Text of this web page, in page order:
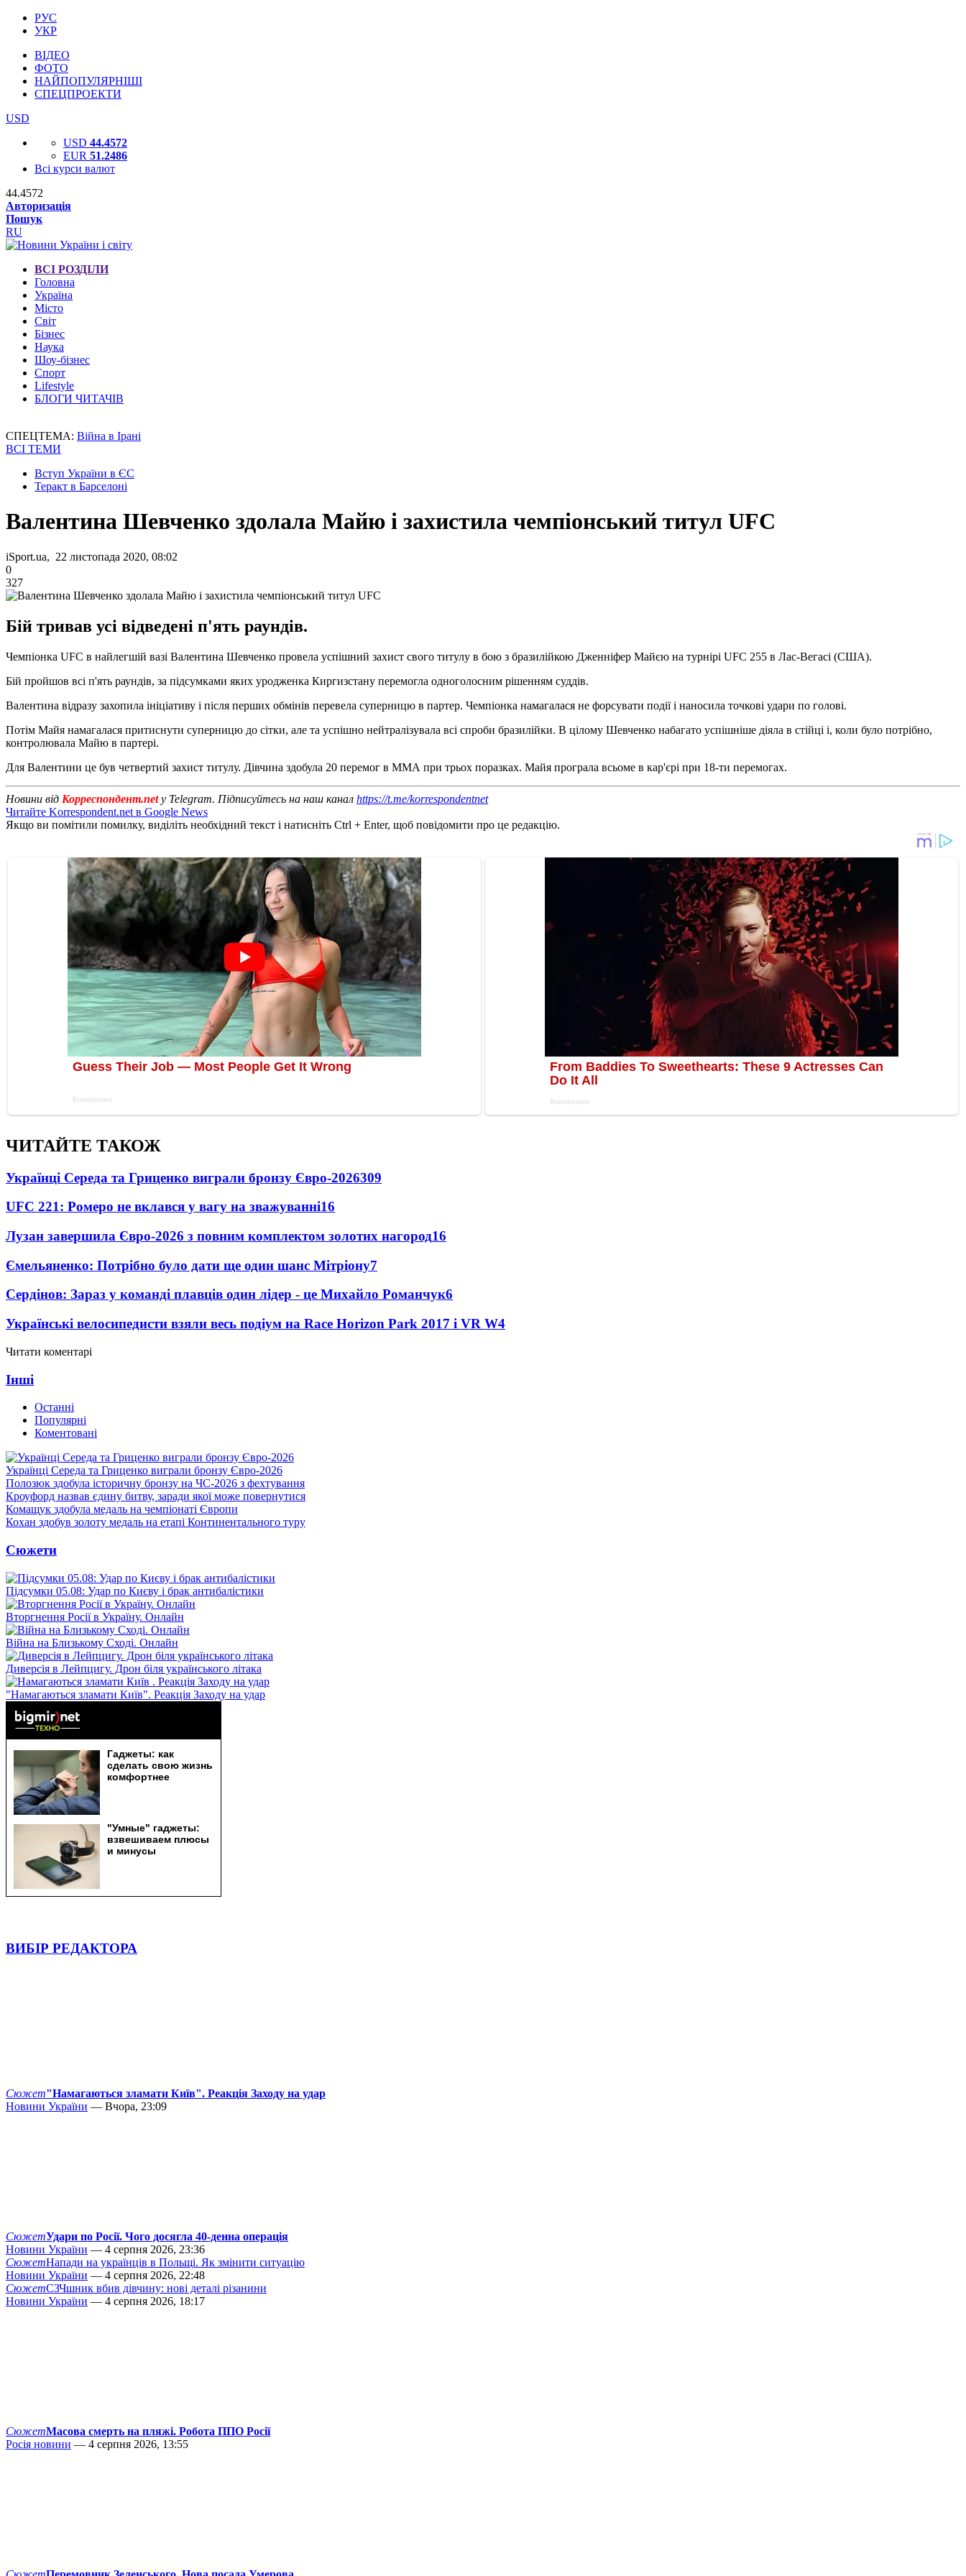
РУС
УКР
ВІДЕО
ФОТО
НАЙПОПУЛЯРНІШІ
СПЕЦПРОЕКТИ
USD
USD 44.4572
EUR 51.2486
Всі курси валют
44.4572
Авторизація
Пошук
RU
ВСІ РОЗДІЛИ
Головна
Україна
Місто
Світ
Бізнес
Наука
Шоу-бізнес
Спорт
Lifestyle
БЛОГИ ЧИТАЧІВ
СПЕЦТЕМА: Війна в Ірані
ВСІ ТЕМИ
Вступ України в ЄС
Теракт в Барселоні
Валентина Шевченко здолала Майю і захистила чемпіонський титул UFC
iSport.ua, 22 листопада 2020, 08:02
0
327
Бій тривав усі відведені п'ять раундів.
Чемпіонка UFC в найлегшій вазі Валентина Шевченко провела успішний захист свого титулу в бою з бразилійкою Дженніфер Майєю на турнірі UFC 255 в Лас-Вегасі (США).
Бій пройшов всі п'ять раундів, за підсумками яких уродженка Киргизстану перемогла одноголосним рішенням суддів.
Валентина відразу захопила ініціативу і після перших обмінів перевела суперницю в партер. Чемпіонка намагалася не форсувати події і наносила точкові удари по голові.
Потім Майя намагалася притиснути суперницю до сітки, але та успішно нейтралізувала всі спроби бразилійки. В цілому Шевченко набагато успішніше діяла в стійці і, коли було потрібно,
контролювала Майю в партері.
Для Валентини це був четвертий захист титулу. Дівчина здобула 20 перемог в ММА при трьох поразках. Майя програла всьоме в кар'єрі при 18-ти перемогах.
Новини від Корреспондент.netу Telegram. Підписуйтесь на наш канал https://t.me/korrespondentnet
Читайте Korrespondent.net в Google News
Якщо ви помітили помилку, виділіть необхідний текст і натисніть Ctrl + Enter, щоб повідомити про це редакцію.
ЧИТАЙТЕ ТАКОЖ
Українці Середа та Гриценко виграли бронзу Євро-2026309
UFC 221: Ромеро не вклався у вагу на зважуванні16
Лузан завершила Євро-2026 з повним комплектом золотих нагород16
Ємельяненко: Потрібно було дати ще один шанс Мітріону7
Сердінов: Зараз у команді плавців один лідер - це Михайло Романчук6
Українські велосипедисти взяли весь подіум на Race Horizon Park 2017 і VR W4
Читати коментарі
Інші
Останні
Популярні
Коментовані
Українці Середа та Гриценко виграли бронзу Євро-2026
Полозюк здобула історичну бронзу на ЧС-2026 з фехтування
Кроуфорд назвав єдину битву, заради якої може повернутися
Комащук здобула медаль на чемпіонаті Європи
Кохан здобув золоту медаль на етапі Континентального туру
Сюжети
Підсумки 05.08: Удар по Києву і брак антибалістики
Вторгнення Росії в Україну. Онлайн
Війна на Близькому Сході. Онлайн
Диверсія в Лейпцигу. Дрон біля українського літака
"Намагаються зламати Київ". Реакція Заходу на удар
ВИБІР РЕДАКТОРА
Сюжет"Намагаються зламати Київ". Реакція Заходу на удар
Новини України — Вчора, 23:09
СюжетУдари по Росії. Чого досягла 40-денна операція
Новини України — 4 серпня 2026, 23:36
СюжетНапади на українців в Польщі. Як змінити ситуацію
Новини України — 4 серпня 2026, 22:48
СюжетСЗЧшник вбив дівчину: нові деталі різанини
Новини України — 4 серпня 2026, 18:17
СюжетМасова смерть на пляжі. Робота ППО Росії
Росія новини — 4 серпня 2026, 13:55